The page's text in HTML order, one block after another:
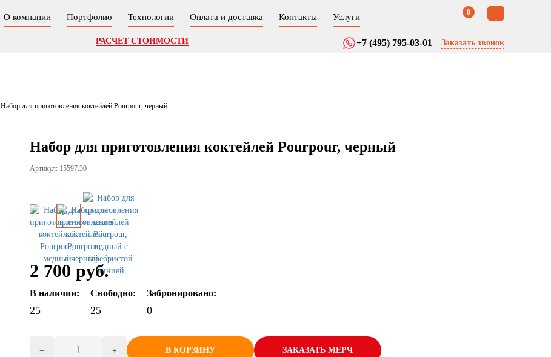
О компании Портфолио Технологии Оплата и доставка Контакты Услуги
РАСЧЕТ СТОИМОСТИ
0
+7 (495) 795-03-01 Заказать звонок
Набор для приготовления коктейлей Pourpour, черный
Набор для приготовления коктейлей Pourpour, черный
Артикул: 15597.30
2 700 руб.
В наличии:
25
Свободно:
25
Забронировано:
0
В КОРЗИНУ ЗАКАЗАТЬ МЕРЧ